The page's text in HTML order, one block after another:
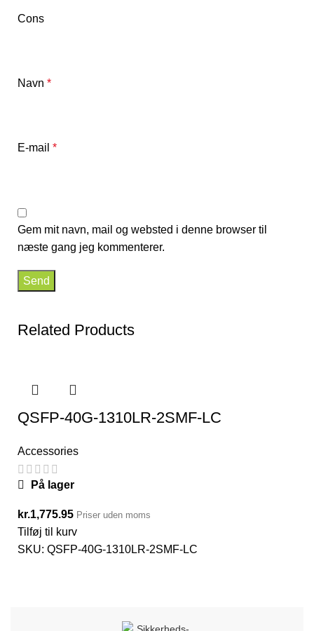
Cons
Navn *
E-mail *
Gem mit navn, mail og websted i denne browser til
næste gang jeg kommenterer.
Related Products
QSFP-40G-1310LR-2SMF-LC
Accessories
På lager
kr.1,775.95 Priser uden moms
Tilføj til kurv
SKU: QSFP-40G-1310LR-2SMF-LC